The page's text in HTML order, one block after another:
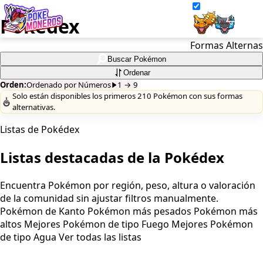
Juegos
Minijuegos
Pokédex
Naturalezas
Noticias
Pokédex
Formas Alternas
Buscar Pokémon
Ordenar
Orden:Ordenado por Números 1 → 9
Solo están disponibles los primeros 210 Pokémon con sus formas
alternativas.
Listas de Pokédex
Listas destacadas de la Pokédex
Encuentra Pokémon por región, peso, altura o valoración
de la comunidad sin ajustar filtros manualmente.
Pokémon de Kanto Pokémon más pesados Pokémon más
altos Mejores Pokémon de tipo Fuego Mejores Pokémon
de tipo Agua Ver todas las listas